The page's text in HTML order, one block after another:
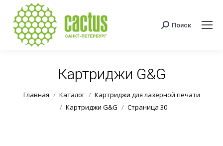
Поиск:
Поиск
Картриджи G&G
Главная Каталог
Картриджи для лазерной печати
Картриджи G&G
Страница 30